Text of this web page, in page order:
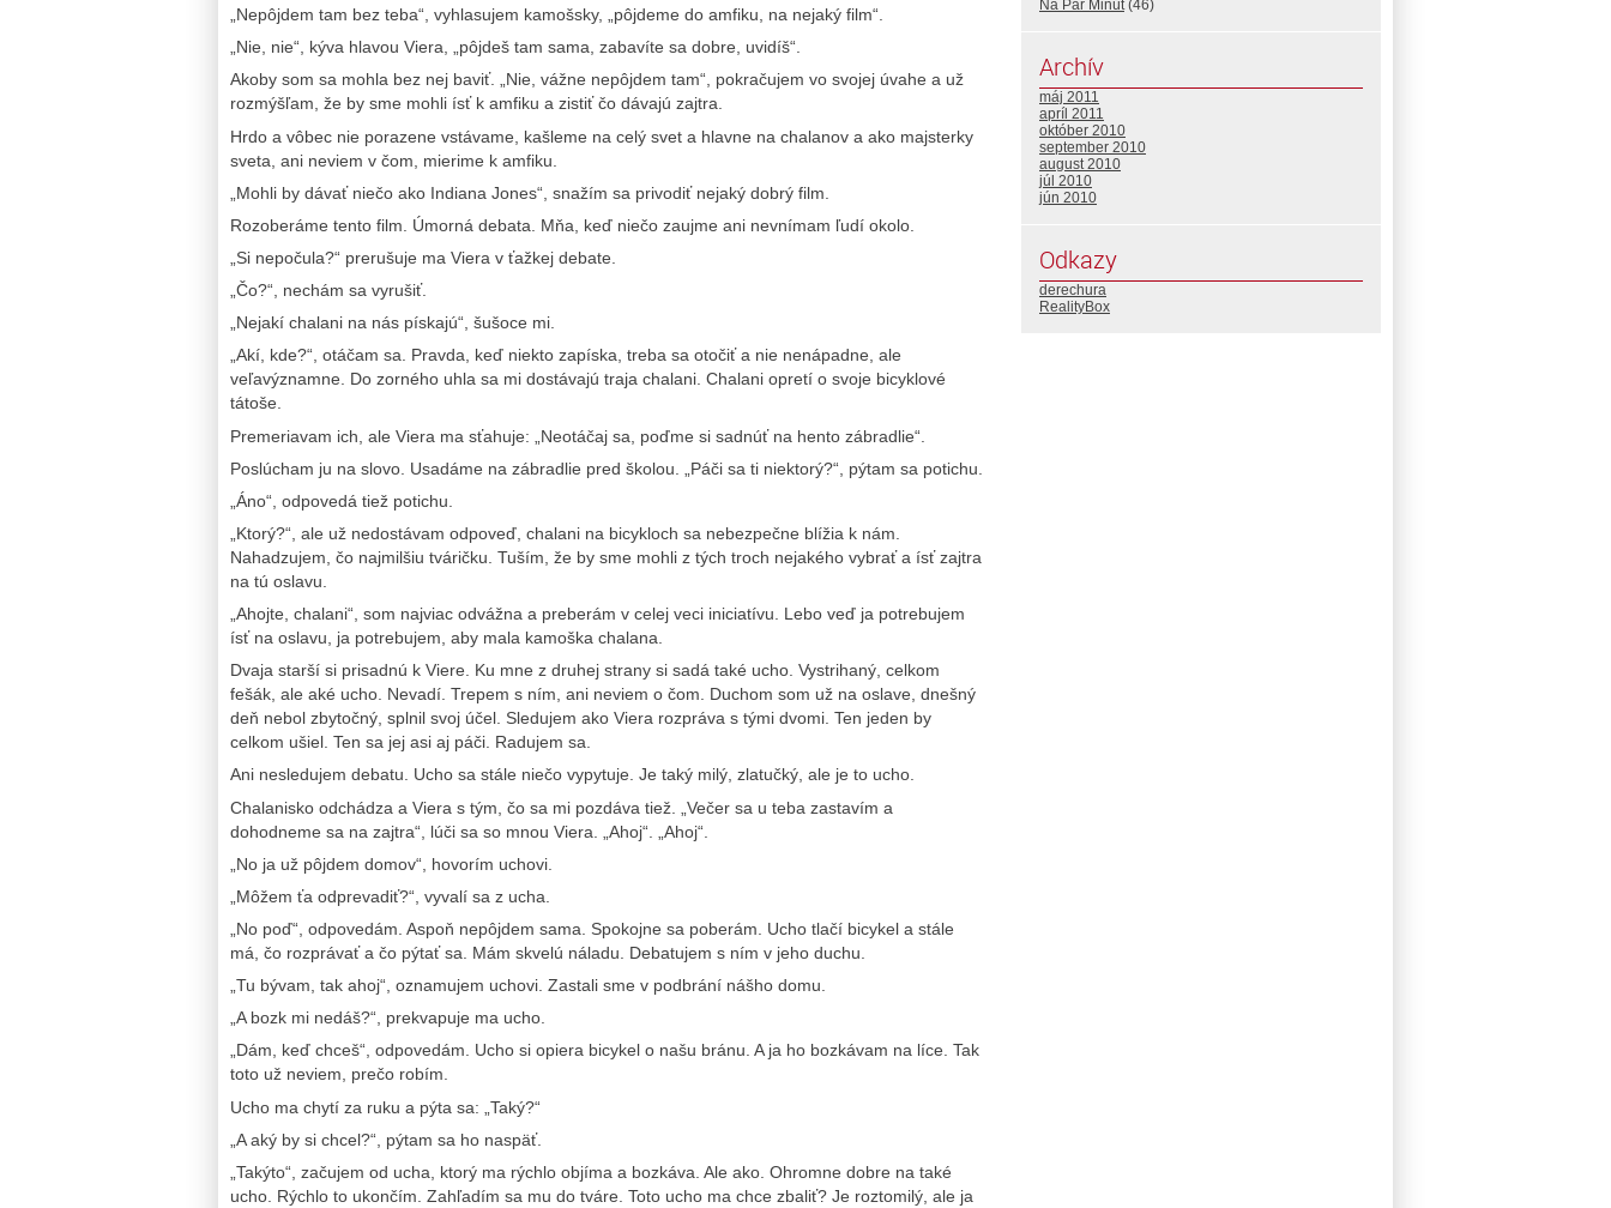
„Nepôjdem tam bez teba“, vyhlasujem kamošsky, „pôjdeme do amfiku, na nejaký film“.
„Nie, nie“, kýva hlavou Viera, „pôjdeš tam sama, zabavíte sa dobre, uvidíš“.
Akoby som sa mohla bez nej baviť. „Nie, vážne nepôjdem tam“, pokračujem vo svojej úvahe a už
rozmýšľam, že by sme mohli ísť k amfiku a zistiť čo dávajú zajtra.
Hrdo a vôbec nie porazene vstávame, kašleme na celý svet a hlavne na chalanov a ako majsterky
sveta, ani neviem v čom, mierime k amfiku.
„Mohli by dávať niečo ako Indiana Jones“, snažím sa privodiť nejaký dobrý film.
Rozoberáme tento film. Úmorná debata. Mňa, keď niečo zaujme ani nevnímam ľudí okolo.
„Si nepočula?“ prerušuje ma Viera v ťažkej debate.
„Čo?“, nechám sa vyrušiť.
„Nejakí chalani na nás pískajú“, šušoce mi.
„Akí, kde?“, otáčam sa. Pravda, keď niekto zapíska, treba sa otočiť a nie nenápadne, ale
veľavýznamne. Do zorného uhla sa mi dostávajú traja chalani. Chalani opretí o svoje bicyklové
tátoše.
Premeriavam ich, ale Viera ma sťahuje: „Neotáčaj sa, poďme si sadnúť na hento zábradlie“.
Poslúcham ju na slovo. Usadáme na zábradlie pred školou. „Páči sa ti niektorý?“, pýtam sa potichu.
„Áno“, odpovedá tiež potichu.
„Ktorý?“, ale už nedostávam odpoveď, chalani na bicykloch sa nebezpečne blížia k nám.
Nahadzujem, čo najmilšiu tváričku. Tuším, že by sme mohli z tých troch nejakého vybrať a ísť zajtra
na tú oslavu.
„Ahojte, chalani“, som najviac odvážna a preberám v celej veci iniciatívu. Lebo veď ja potrebujem
ísť na oslavu, ja potrebujem, aby mala kamoška chalana.
Dvaja starší si prisadnú k Viere. Ku mne z druhej strany si sadá také ucho. Vystrihaný, celkom
fešák, ale aké ucho. Nevadí. Trepem s ním, ani neviem o čom. Duchom som už na oslave, dnešný
deň nebol zbytočný, splnil svoj účel. Sledujem ako Viera rozpráva s tými dvomi. Ten jeden by
celkom ušiel. Ten sa jej asi aj páči. Radujem sa.
Ani nesledujem debatu. Ucho sa stále niečo vypytuje. Je taký milý, zlatučký, ale je to ucho.
Chalanisko odchádza a Viera s tým, čo sa mi pozdáva tiež. „Večer sa u teba zastavím a
dohodneme sa na zajtra“, lúči sa so mnou Viera. „Ahoj“. „Ahoj“.
„No ja už pôjdem domov“, hovorím uchovi.
„Môžem ťa odprevadiť?“, vyvalí sa z ucha.
„No poď“, odpovedám. Aspoň nepôjdem sama. Spokojne sa poberám. Ucho tlačí bicykel a stále
má, čo rozprávať a čo pýtať sa. Mám skvelú náladu. Debatujem s ním v jeho duchu.
„Tu bývam, tak ahoj“, oznamujem uchovi. Zastali sme v podbrání nášho domu.
„A bozk mi nedáš?“, prekvapuje ma ucho.
„Dám, keď chceš“, odpovedám. Ucho si opiera bicykel o našu bránu. A ja ho bozkávam na líce. Tak
toto už neviem, prečo robím.
Ucho ma chytí za ruku a pýta sa: „Taký?“
„A aký by si chcel?“, pýtam sa ho naspäť.
„Takýto“, začujem od ucha, ktorý ma rýchlo objíma a bozkáva. Ale ako. Ohromne dobre na také
ucho. Rýchlo to ukončím. Zahľadím sa mu do tváre. Toto ucho ma chce zbaliť? Je roztomilý, ale ja
Na Pár Minút(46)
Archív
máj 2011
apríl 2011
október 2010
september 2010
august 2010
júl 2010
jún 2010
Odkazy
derechura
RealityBox